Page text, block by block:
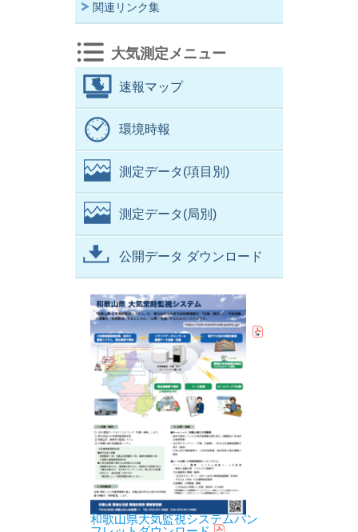
関連リンク集
大気測定メニュー
速報マップ
環境時報
測定データ(項目別)
測定データ(局別)
公開データ ダウンロード
和歌山県大気監視システムパン